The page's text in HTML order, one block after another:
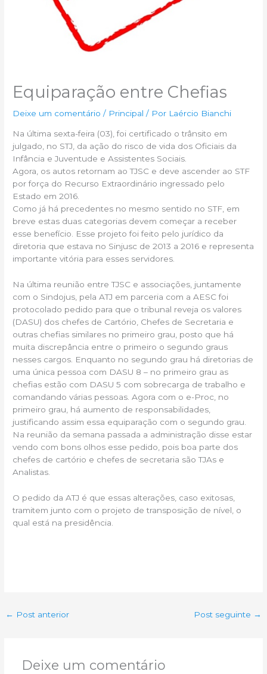
Equiparação entre Chefias
Deixe um comentário / Principal / Por Laércio Bianchi
Na última sexta-feira (03), foi certificado o trânsito em
julgado, no STJ, da ação do risco de vida dos Oficiais da
Infância e Juventude e Assistentes Sociais.
Agora, os autos retornam ao TJSC e deve ascender ao STF
por força do Recurso Extraordinário ingressado pelo
Estado em 2016.
Como já há precedentes no mesmo sentido no STF, em
breve estas duas categorias devem começar a receber
esse benefício. Esse projeto foi feito pelo jurídico da
diretoria que estava no Sinjusc de 2013 a 2016 e representa
importante vitória para esses servidores.
Na última reunião entre TJSC e associações, juntamente
com o Sindojus, pela ATJ em parceria com a AESC foi
protocolado pedido para que o tribunal reveja os valores
(DASU) dos chefes de Cartório, Chefes de Secretaria e
outras chefias similares no primeiro grau, posto que há
muita discrepância entre o primeiro o segundo graus
nesses cargos. Enquanto no segundo grau há diretorias de
uma única pessoa com DASU 8 – no primeiro grau as
chefias estão com DASU 5 com sobrecarga de trabalho e
comandando várias pessoas. Agora com o e-Proc, no
primeiro grau, há aumento de responsabilidades,
justificando assim essa equiparação com o segundo grau.
Na reunião da semana passada a administração disse estar
vendo com bons olhos esse pedido, pois boa parte dos
chefes de cartório e chefes de secretaria são TJAs e
Analistas.
O pedido da ATJ é que essas alterações, caso exitosas,
tramitem junto com o projeto de transposição de nível, o
qual está na presidência.
← Post anterior Post seguinte →
Deixe um comentário